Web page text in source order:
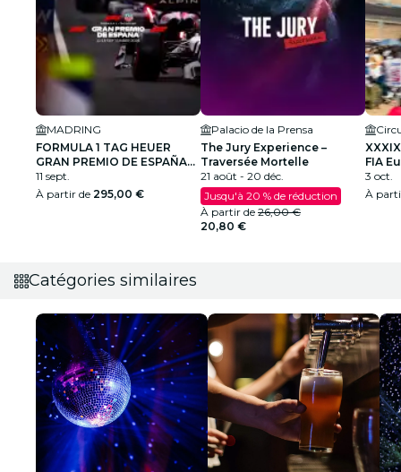
MADRING
FORMULA 1 TAG HEUER
GRAN PREMIO DE ESPAÑA
2026
11 sept.
À partir de 295,00 €
Palacio de la Prensa
The Jury Experience –
Traversée Mortelle
21 août - 20 déc.
Jusqu'à 20 % de réduction
À partir de 26,00 €
20,80 €
FIA
3 oct.
À
Catégories similaires